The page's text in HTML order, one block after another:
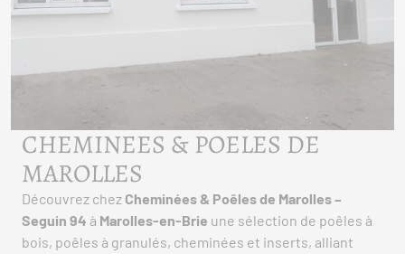
CHEMINEES & POELES DE
MAROLLES
Découvrez chez Cheminées & Poêles de Marolles –
Seguin 94 à Marolles-en-Brie une sélection de poêles à
bois, poêles à granulés, cheminées et inserts, alliant